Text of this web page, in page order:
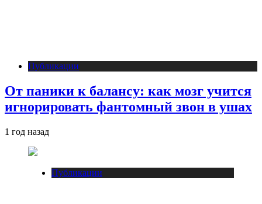
Публикации
От паники к балансу: как мозг учится
игнорировать фантомный звон в ушах
1 год назад
Публикации